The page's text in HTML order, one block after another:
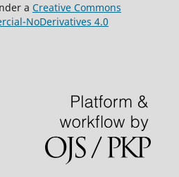
a Creative Commons
NoDerivatives 4.0